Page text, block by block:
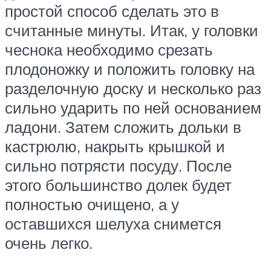
простой способ сделать это в
считанные минуты. Итак, у головки
чеснока необходимо срезать
плодоножку и положить головку на
разделочную доску и несколько раз
сильно ударить по ней основанием
ладони. Затем сложить дольки в
кастрюлю, накрыть крышкой и
сильно потрясти посуду. После
этого большинство долек будет
полностью очищено, а у
оставшихся шелуха снимется
очень легко.